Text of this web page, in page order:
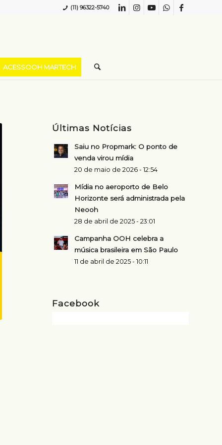
(11) 96322-5740
ACESSOOH MARTECH
Últimas Notícias
Saiu no Propmark: O ponto de
venda virou mídia
20 de maio de 2026 - 12:54
Mídia no aeroporto de Belo
Horizonte será administrada pela
Neooh
28 de abril de 2025 - 23:01
Campanha OOH celebra a
música brasileira em São Paulo
11 de abril de 2025 - 10:11
Facebook